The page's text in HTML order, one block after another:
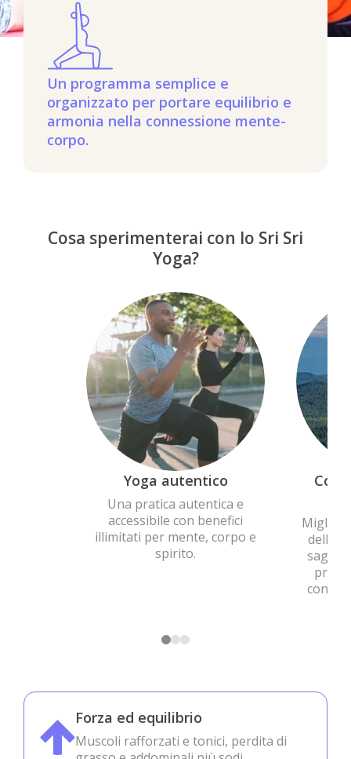
Un programma semplice e
organizzato per portare equilibrio e
armonia nella connessione mente-
corpo.
Cosa sperimenterai con lo Sri Sri
Yoga?
Yoga autentico
Una pratica autentica e
accessibile con benefici
illimitati per mente, corpo e
spirito.
della
Forza ed equilibrio
Muscoli rafforzati e tonici, perdita di